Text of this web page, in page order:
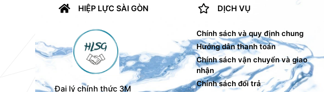
HIỆP LỰC SÀI GÒN
Đại lý chính thức 3M
DỊCH VỤ
Chính sách và quy định chung
Hướng dẫn thanh toán
Chính sách vận chuyển và giao
nhận
Chính sách đổi trả